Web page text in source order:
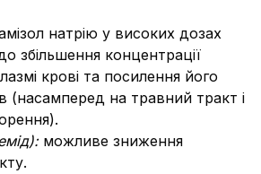
натрію у високих дозах
збільшення концентрації
крові та посилення його
(насамперед на травний тракт і
можливе зниження